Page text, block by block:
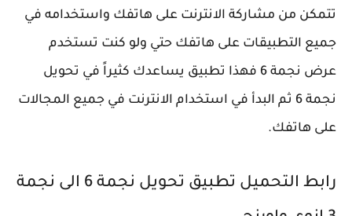
تتمكن من مشاركة الانترنت على هاتفك واستخدامه في
جميع التطبيقات على هاتفك حتي ولو كنت تستخدم
عرض نجمة 6 فهذا تطبيق يساعدك كثيراً في تحويل
نجمة 6 ثم البدأ في استخدام الانترنت في جميع المجالات
على هاتفك.
رابط التحميل تطبيق تحويل نجمة 6 الى نجمة